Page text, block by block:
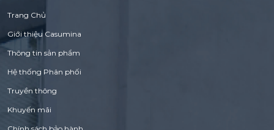
Trang Chủ
Giới thiệu Casumina
Thông tin sản phẩm
Hệ thống Phân phối
Truyền thông
Khuyến mãi